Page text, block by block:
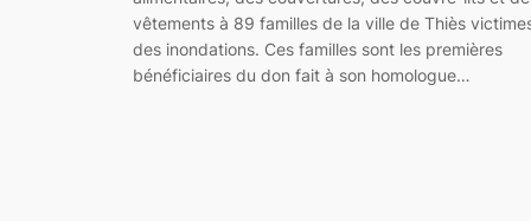
vêtements à 89 familles de la ville de Thiès
des inondations. Ces familles sont les premières
bénéficiaires du don fait à son homologue…